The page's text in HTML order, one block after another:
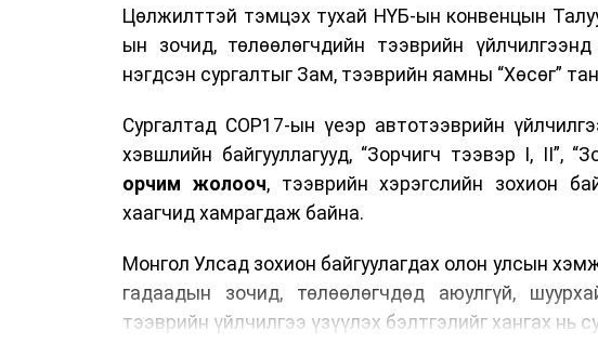
Цөлжилттэй тэмцэх тухай НҮБ-ын конвенцын
ын зочид, төлөөлөгчдийн тээврийн
нэгдсэн сургалтыг Зам, тээврийн яамны “Хөсөг”
Сургалтад COP17-ын үеэр автотээврийн
хэвшлийн байгууллагууд, “Зорчигч тээвэр I, II”,
орчим жолооч, тээврийн хэрэгслийн зохион
хаагчид хамрагдаж байна.
Монгол Улсад зохион байгуулагдах олон улсын
гадаадын зочид, төлөөлөгчдөд аюулгүй,
тээврийн үйлчилгээ үзүүлэх бэлтгэлийг хангах нь